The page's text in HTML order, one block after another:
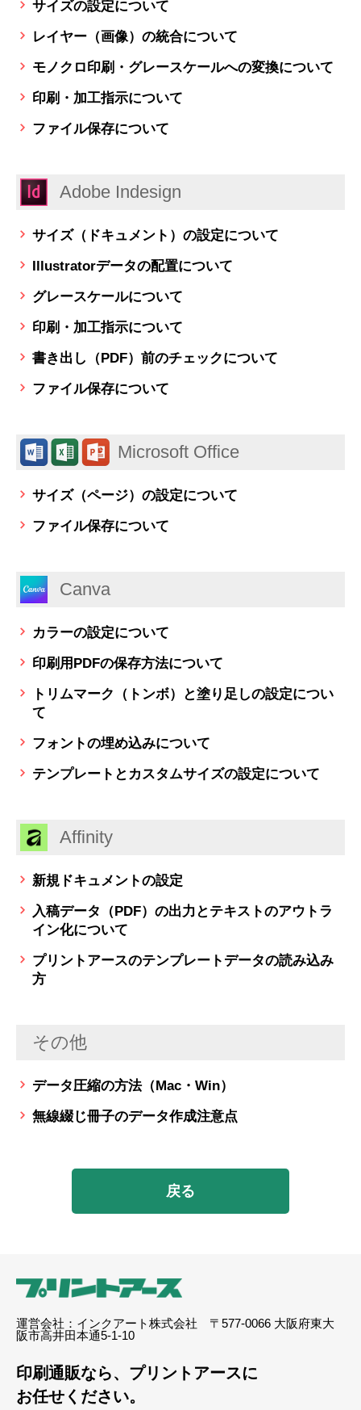
サイズの設定について
レイヤー（画像）の統合について
モノクロ印刷・グレースケールへの変換について
印刷・加工指示について
ファイル保存について
Adobe Indesign
サイズ（ドキュメント）の設定について
Illustratorデータの配置について
グレースケールについて
印刷・加工指示について
書き出し（PDF）前のチェックについて
ファイル保存について
Microsoft Office
サイズ（ページ）の設定について
ファイル保存について
Canva
カラーの設定について
印刷用PDFの保存方法について
トリムマーク（トンボ）と塗り足しの設定につい
て
フォントの埋め込みについて
テンプレートとカスタムサイズの設定について
Affinity
新規ドキュメントの設定
入稿データ（PDF）の出力とテキストのアウトラ
イン化について
プリントアースのテンプレートデータの読み込み
方
その他
データ圧縮の方法（Mac・Win）
無線綴じ冊子のデータ作成注意点
戻る
運営会社：インクアート株式会社 〒577-0066 大阪府東大
阪市高井田本通5-1-10
印刷通販なら、プリントアースに
お任せください。